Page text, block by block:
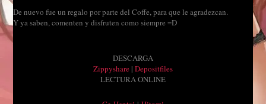
De nuevo fue un regalo por parte del Coffe, para que le agradezcan.
Y ya saben, comenten y disfruten como siempre =D
DESCARGA
Zippyshare | Depositfiles
LECTURA ONLINE